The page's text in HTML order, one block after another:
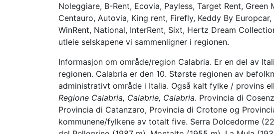
Noleggiare, B-Rent, Ecovia, Payless, Target Rent,
Centauro, Autovia, King rent, Firefly, Keddy By
WinRent, National, InterRent, Sixt, Hertz Dream
utleie selskapene vi sammenligner i regionen.
Informasjon om område/region Calabria. Er en del av
regionen. Calabria er den 10. Største regionen av
administrativt område i Italia. Også kalt fylke / provins
Regione Calabria, Calabrie, Calabria. Provincia di
Provincia di Catanzaro, Provincia di Crotone og
kommunene/fylkene av totalt five. Serra Dolcedorme